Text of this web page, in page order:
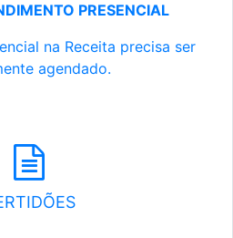
PRESENCIAL
na Receita precisa ser
agendado.